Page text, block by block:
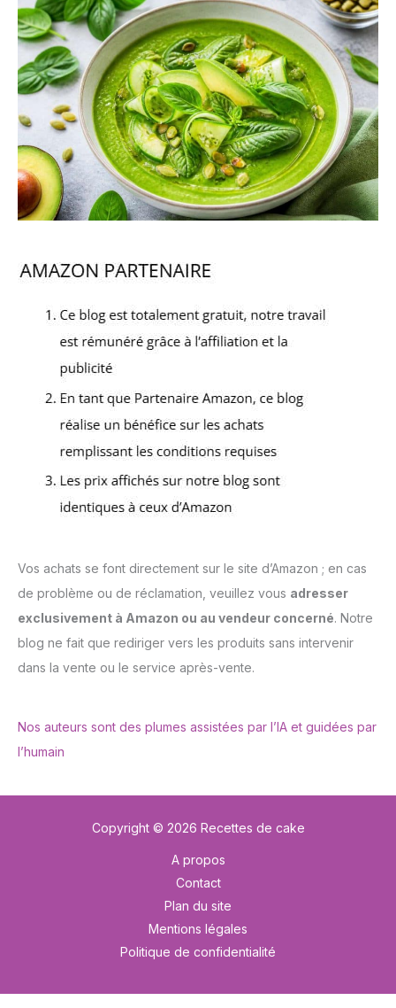
Vos achats se font directement sur le site d’Amazon ; en cas
de problème ou de réclamation, veuillez vous adresser
exclusivement à Amazon ou au vendeur concerné. Notre
blog ne fait que rediriger vers les produits sans intervenir
dans la vente ou le service après-vente.
Nos auteurs sont des plumes assistées par l’IA et guidées par
l’humain
Copyright © 2026 Recettes de cake
A propos
Contact
Plan du site
Mentions légales
Politique de confidentialité